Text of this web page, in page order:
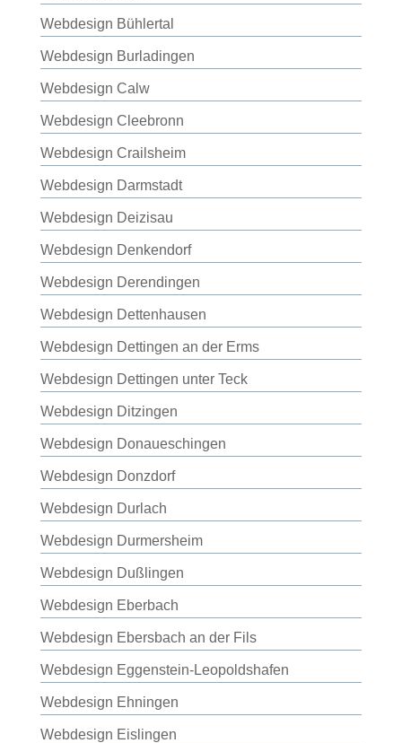
Webdesign Bühlertal
Webdesign Burladingen
Webdesign Calw
Webdesign Cleebronn
Webdesign Crailsheim
Webdesign Darmstadt
Webdesign Deizisau
Webdesign Denkendorf
Webdesign Derendingen
Webdesign Dettenhausen
Webdesign Dettingen an der Erms
Webdesign Dettingen unter Teck
Webdesign Ditzingen
Webdesign Donaueschingen
Webdesign Donzdorf
Webdesign Durlach
Webdesign Durmersheim
Webdesign Dußlingen
Webdesign Eberbach
Webdesign Ebersbach an der Fils
Webdesign Eggenstein-Leopoldshafen
Webdesign Ehningen
Webdesign Eislingen